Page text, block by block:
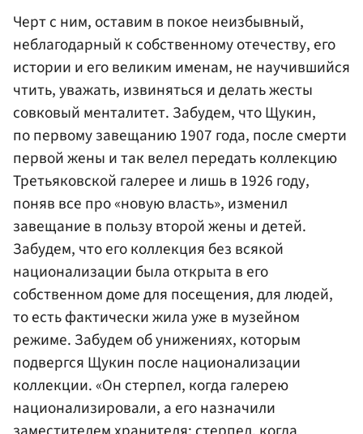
Черт с ним, оставим в покое неизбывный,
неблагодарный к собственному отечеству, его
истории и его великим именам, не научившийся
чтить, уважать, извиняться и делать жесты
совковый менталитет. Забудем, что Щукин,
по первому завещанию 1907 года, после смерти
первой жены и так велел передать коллекцию
Третьяковской галерее и лишь в 1926 году,
поняв все про «новую власть», изменил
завещание в пользу второй жены и детей.
Забудем, что его коллекция без всякой
национализации была открыта в его
собственном доме для посещения, для людей,
то есть фактически жила уже в музейном
режиме. Забудем об унижениях, которым
подвергся Щукин после национализации
коллекции. «Он стерпел, когда галерею
национализировали, а его назначили